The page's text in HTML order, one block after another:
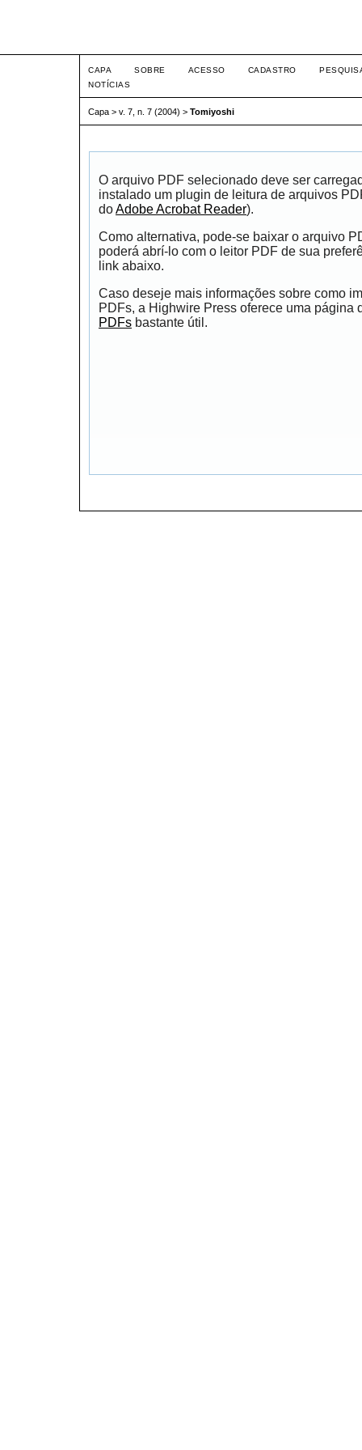
CAPA SOBRE ACESSO CADASTRO
NOTÍCIAS
Capa > v. 7, n. 7 (2004) > Tomiyoshi
O arquivo PDF selecionado deve ser
instalado um plugin de leitura de arquivos
doAdobe Acrobat Reader).
Como alternativa, pode-se baixar o arquivo
poderá abrí-lo com o leitor PDF de sua
link abaixo.
Caso deseje mais informações sobre como
PDFs, a Highwire Press oferece uma página
PDFs bastante útil.